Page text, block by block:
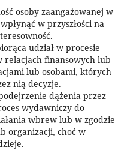
osoby zaangażowanej w
w przyszłości na
udział w procesie
relacjach finansowych lub
lub osobami, których
nią decyzje.
dążenia przez
wydawniczy do
wbrew lub w zgodzie
organizacji, choć w